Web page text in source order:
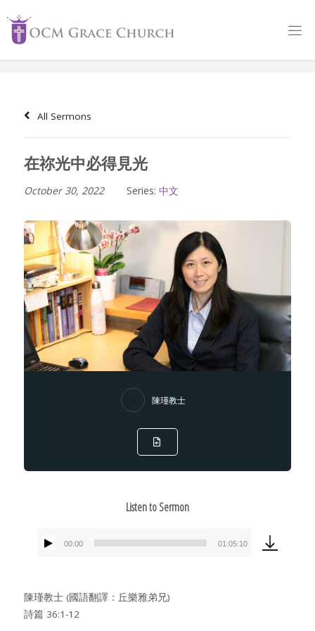
content
All Sermons
在祢光中必得見光
October 30, 2022 Series: 中文
陳瑾教士
Listen to Sermon
Audio
00:00 01:05:10
陳瑾教士 (國語翻譯：丘樂雅弟兄)
詩篇 36:1-12